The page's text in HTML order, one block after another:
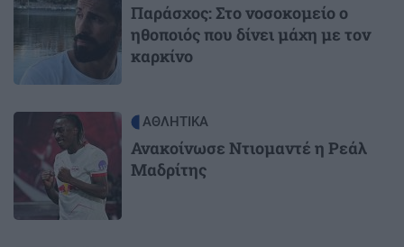
Παράσχος: Στο νοσοκομείο ο
ηθοποιός που δίνει μάχη με τον
καρκίνο
ΑΘΛΗΤΙΚΑ
Ανακοίνωσε Ντιομαντέ η Ρεάλ
Μαδρίτης